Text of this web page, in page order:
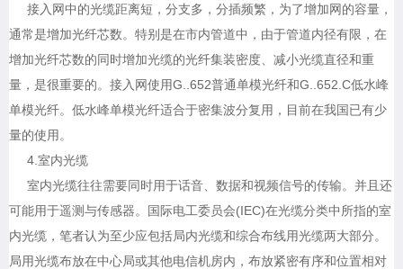
接入网中的光缆距离短，分支多，分插频繁，为了增加网的容量，
通常是增加光纤芯数。特别是在市内管道中，由于管道内径有限，在
增加光纤芯数的同时增加光缆的光纤集装密度、减小光缆直径和重
量，是很重要的。接入网使用G..652普通单模光纤和G..652.C低水峰
单模光纤。低水峰单模光纤适合于密集波分复用，目前在我国已有少
量的使用。
4.室内光缆
室内光缆往往需要同时用于话音、数据和视频信号的传输。并且还
可能用于遥测与传感器。国际电工委员会(IEC)在光缆分类中所指的室
内光缆，笔者认为至少应包括局内光缆和综合布线用光缆两大部分。
局用光缆布放在中心局或其他电信机房内，布放紧密有序和位置相对